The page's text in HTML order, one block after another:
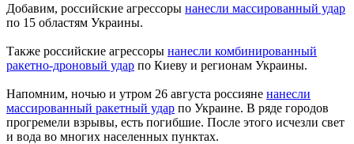
Добавим, российские агрессоры нанесли массированный удар
по 15 областям Украины.
Также российские агрессоры нанесли комбинированный
ракетно-дроновый удар по Киеву и регионам Украины.
Напомним, ночью и утром 26 августа россияне нанесли
массированный ракетный удар по Украине. В ряде городов
прогремели взрывы, есть погибшие. После этого исчезли свет
и вода во многих населенных пунктах.